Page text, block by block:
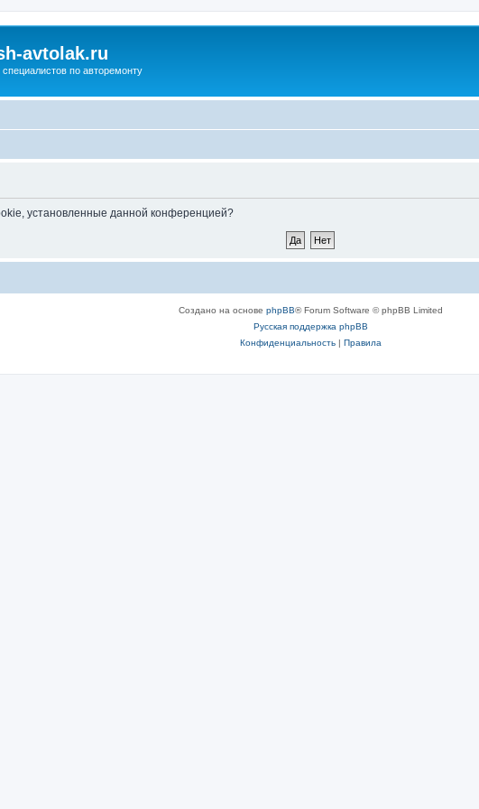
avtolak.ru
по авторемонту
установленные данной конференцией?
Создано на основе phpBB® Forum Software © phpBB Limited
Русская поддержка phpBB
Конфиденциальность| Правила